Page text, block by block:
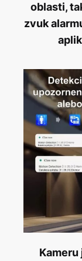
oblasti,
zvuk